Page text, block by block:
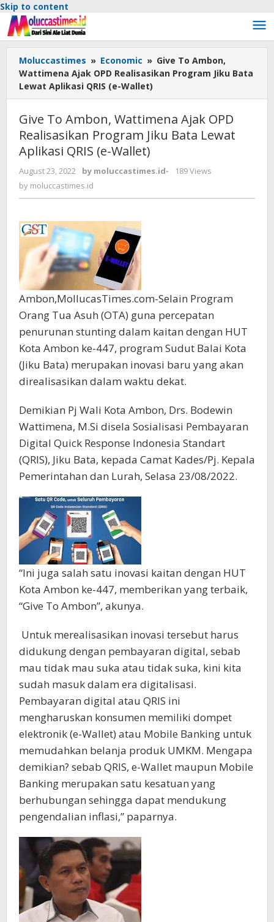
Skip to content
Moluccastimes » Economic » Give To Ambon,
Wattimena Ajak OPD Realisasikan Program Jiku Bata
Lewat Aplikasi QRIS (e-Wallet)
Give To Ambon, Wattimena Ajak OPD
Realisasikan Program Jiku Bata Lewat
Aplikasi QRIS (e-Wallet)
August 23, 2022 by moluccastimes.id-
189 Views
by moluccastimes.id
Ambon,MollucasTimes.com-Selain Program
Orang Tua Asuh (OTA) guna percepatan
penurunan stunting dalam kaitan dengan HUT
Kota Ambon ke-447, program Sudut Balai Kota
(Jiku Bata) merupakan inovasi baru yang akan
direalisasikan dalam waktu dekat.
Demikian Pj Wali Kota Ambon, Drs. Bodewin
Wattimena, M.Si disela Sosialisasi Pembayaran
Digital Quick Response Indonesia Standart
(QRIS), Jiku Bata, kepada Camat Kades/Pj. Kepala
Pemerintahan dan Lurah, Selasa 23/08/2022.
“Ini juga salah satu inovasi kaitan dengan HUT
Kota Ambon ke-447, memberikan yang terbaik,
“Give To Ambon”, akunya.
Untuk merealisasikan inovasi tersebut harus
didukung dengan pembayaran digital, sebab
mau tidak mau suka atau tidak suka, kini kita
sudah masuk dalam era digitalisasi.
Pembayaran digital atau QRIS ini
mengharuskan konsumen memiliki dompet
elektronik (e-Wallet) atau Mobile Banking untuk
memudahkan belanja produk UMKM. Mengapa
demikian? sebab QRIS, e-Wallet maupun Mobile
Banking merupakan satu kesatuan yang
berhubungan sehingga dapat mendukung
pengendalian inflasi,” paparnya.